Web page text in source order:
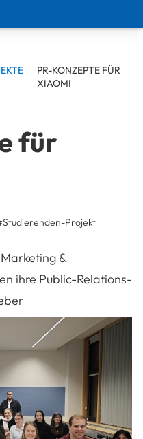
PR-KONZEPTE FÜR
XIAOMI
für
Studierenden-Projekt
&
ihre Public-Relations-